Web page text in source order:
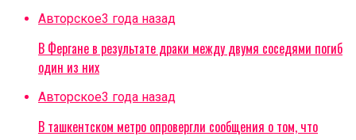
Авторское3 года назад
В Фергане в результате драки между двумя соседями погиб
один из них
Авторское3 года назад
В ташкентском метро опровергли сообщения о том, что